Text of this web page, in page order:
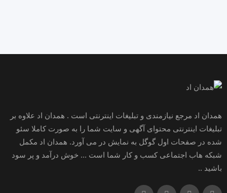
همدان اد مرجع نیازمندی و تبلیغات اینترنتی است . همدان اد علاوه بر
تبلیغات اینترنتی محتوای آگهی و سایت شما را به صورت کاملا سئو
شده در صفحات اول گوگل به نمایش در می آورد. همدان اد مکمل
شبکه هاب اجتماعی کسب و کار شما است ... خوش درآمد و پر سود
باشید ..